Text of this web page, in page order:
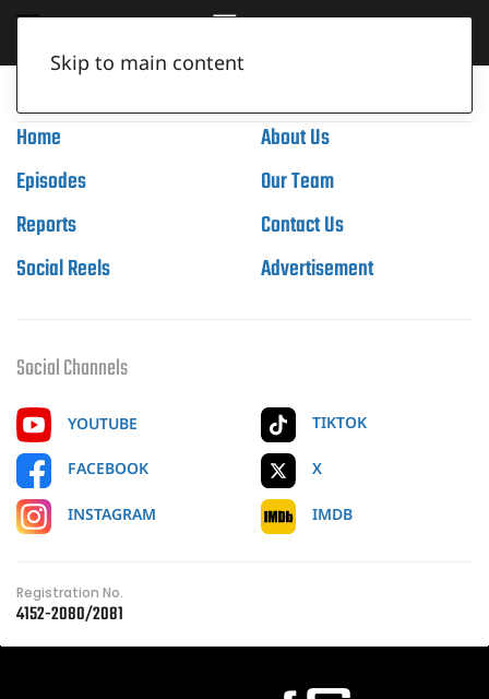
Skip to main content
Home
Episodes
Reports
Social Reels
About Us
Our Team
Contact Us
Advertisement
Social Channels
YOUTUBE
FACEBOOK
INSTAGRAM
TIKTOK
X
IMDB
Registration No.
4152-2080/2081